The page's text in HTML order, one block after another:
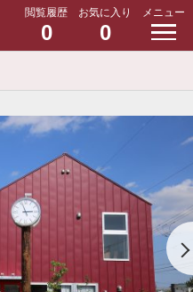
閲覧履歴
0
お気に入り
0
メニュー